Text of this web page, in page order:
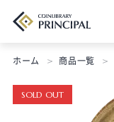
ホーム 商品一覧
SOLD OUT